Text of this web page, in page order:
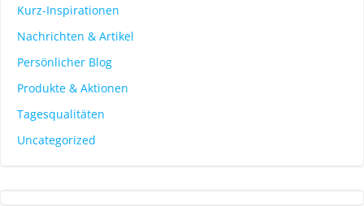
Kurz-Inspirationen
Nachrichten & Artikel
Persönlicher Blog
Produkte & Aktionen
Tagesqualitäten
Uncategorized